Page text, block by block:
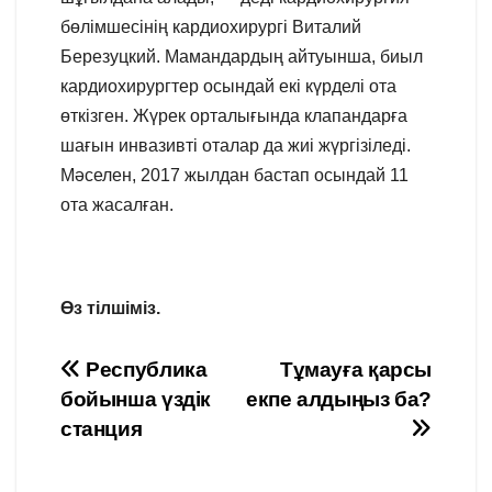
бөлімшесінің кардиохирургі Виталий
Березуцкий. Мамандардың айтуынша, биыл
кардиохирургтер осындай екі күрделі ота
өткізген. Жүрек орталығында клапандарға
шағын инвазивті оталар да жиі жүргізіледі.
Мәселен, 2017 жылдан бастап осындай 11
ота жасалған.
Өз тілшіміз.
Навигация
по
Тұмауға қарсы
екпе алдыңыз ба?
Республика
бойынша үздік
станция